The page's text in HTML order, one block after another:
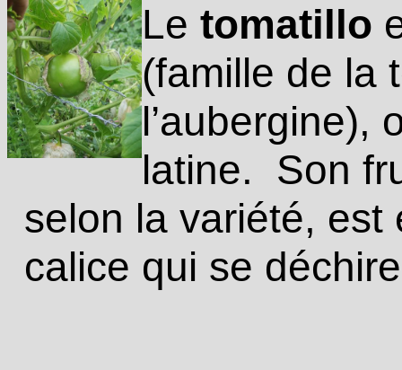
Le tomatillo
(famille de la
l’aubergine),
latine. Son
selon la variété, est
calice qui se